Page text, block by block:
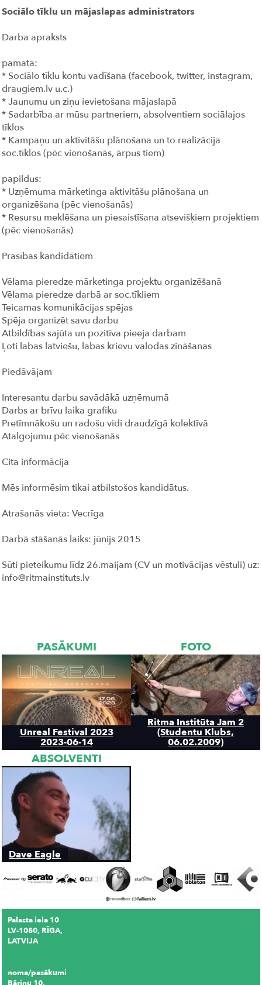
Sociālo tīklu un mājaslapas administrators
Darba apraksts
pamata:
* Sociālo tīklu kontu vadīšana (facebook, twitter, instagram,
draugiem.lv u.c.)
* Jaunumu un ziņu ievietošana mājaslapā
* Sadarbība ar mūsu partneriem, absolventiem sociālajos
tīklos
* Kampaņu un aktivitāšu plānošana un to realizācija
soc.tīklos (pēc vienošanās, ārpus tiem)
papildus:
* Uzņēmuma mārketinga aktivitāšu plānošana un
organizēšana (pēc vienošanās)
* Resursu meklēšana un piesaistīšana atsevišķiem projektiem
(pēc vienošanās)
Prasības kandidātiem
Vēlama pieredze mārketinga projektu organizēšanā
Vēlama pieredze darbā ar soc.tīkliem
Teicamas komunikācijas spējas
Spēja organizēt savu darbu
Atbildības sajūta un pozitīva pieeja darbam
Ļoti labas latviešu, labas krievu valodas zināšanas
Piedāvājam
Interesantu darbu savādākā uzņēmumā
Darbs ar brīvu laika grafiku
Pretīmnākošu un radošu vidi draudzīgā kolektīvā
Atalgojumu pēc vienošanās
Cita informācija
Mēs informēsim tikai atbilstošos kandidātus.
Atrašanās vieta: Vecrīga
Darbā stāšanās laiks: jūnijs 2015
Sūti pieteikumu līdz 26.maijam (CV un motivācijas vēstuli) uz:
info@ritmainstituts.lv
PASĀKUMI
Unreal Festival 2023
2023-06-14
FOTO
Ritma Institūta Jam 2
(Studentu Klubs,
06.02.2009)
ABSOLVENTI
Dave Eagle
Palasta iela 10
LV-1050, RĪGA,
LATVIJA
noma/pasākumi